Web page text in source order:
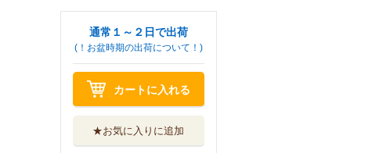
通常１～２日で出荷
(！お盆時期の出荷について！)
カートに入れる
★お気に入りに追加
脱法テイマーの成